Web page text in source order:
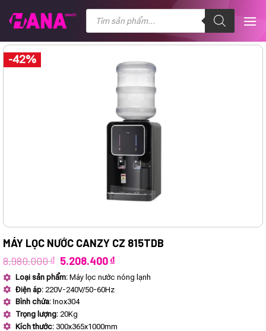
đến
dung
Tìm
kiếm
phẩm
-42%
MÁY LỌC NƯỚC CANZY CZ 815TDB
8.980.000₫ Giá
gốc
là:
8.980.000 ₫.
5.208.400₫Giá
hiện
tại
là:
Loại sản phẩm: Máy lọc nước nóng lạnh
Điện áp: 220V-240V/50-60Hz
Bình chứa: Inox304
Trọng lượng: 20Kg
Kích thước: 300x365x1000mm